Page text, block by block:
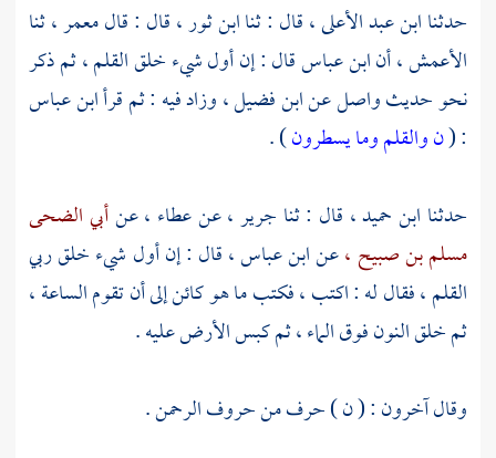
حدثناابن عبد الأعلى ،قال : ثناابن ثور ،قال : قالمعمر ،ثنا
الأعمش ،أنابن عباسقال : إن أول شيء خلق القلم ، ثم ذكر
نحو حديثواصلعنابن فضيل ،وزاد فيه : ثم قرأابن عباس
: (ن والقلم وما يسطرون) .
حدثنا ابن حميد ، قال : ثنا جرير ،عنعطاء ،عنأبي الضحى
مسلم بن صبيح ،عنابن عباس ،قال : إن أول شيء خلق ربي
القلم ، فقال له : اكتب ، فكتب ما هو كائن إلى أن تقوم الساعة ،
ثم خلق النون فوق الماء ، ثم كبس الأرض عليه .
وقال آخرون : ( ن ) حرف من حروف الرحمن .